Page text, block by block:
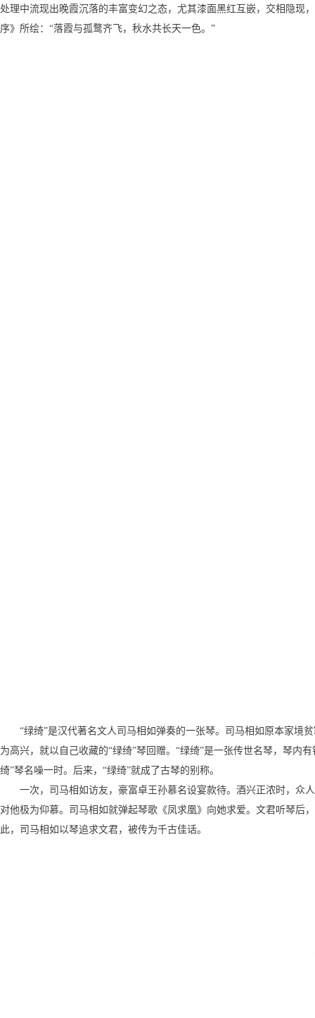
处理中流现出晚霞沉落的丰富变幻之态，尤其漆面黑红互嵌，交相隐现
序》所绘：“落霞与孤鹜齐飞，秋水共长天一色。”
“绿绮”是汉代著名文人司马相如弹奏的一张琴。司马相如原本家境
为高兴，就以自己收藏的“绿绮”琴回赠。“绿绮”是一张传世名琴，琴内
绮”琴名噪一时。后来，“绿绮”就成了古琴的别称。
一次，司马相如访友，豪富卓王孙慕名设宴款待。酒兴正浓时，众
对他极为仰慕。司马相如就弹起琴歌《凤求凰》向她求爱。文君听琴后
此，司马相如以琴追求文君，被传为千古佳话。